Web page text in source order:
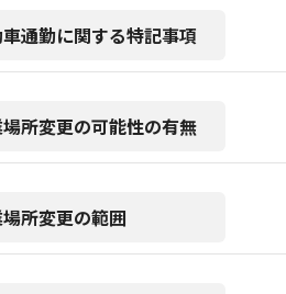
通勤に関する特記事項
所変更の可能性の有無
所変更の範囲